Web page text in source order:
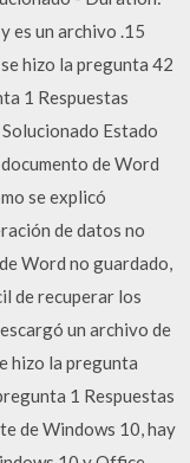
es un archivo .15
hizo la pregunta 42
1 Respuestas
Estado
de Word
se explicó
de datos no
Word no guardado,
de recuperar los
un archivo de
hizo la pregunta
1 Respuestas
de Windows 10, hay